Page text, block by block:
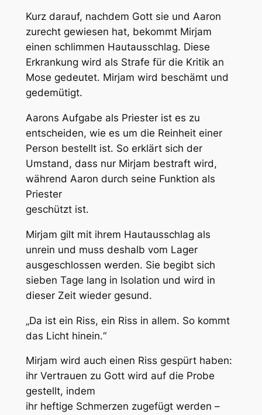
Kurz darauf, nachdem Gott sie und Aaron
zurecht gewiesen hat, bekommt Mirjam
einen schlimmen Hautausschlag. Diese
Erkrankung wird als Strafe für die Kritik an
Mose gedeutet. Mirjam wird beschämt und
gedemütigt.
Aarons Aufgabe als Priester ist es zu
entscheiden, wie es um die Reinheit einer
Person bestellt ist. So erklärt sich der
Umstand, dass nur Mirjam bestraft wird,
während Aaron durch seine Funktion als
Priester
geschützt ist.
Mirjam gilt mit ihrem Hautausschlag als
unrein und muss deshalb vom Lager
ausgeschlossen werden. Sie begibt sich
sieben Tage lang in Isolation und wird in
dieser Zeit wieder gesund.
„Da ist ein Riss, ein Riss in allem. So kommt
das Licht hinein.“
Mirjam wird auch einen Riss gespürt haben:
ihr Vertrauen zu Gott wird auf die Probe
gestellt, indem
ihr heftige Schmerzen zugefügt werden –